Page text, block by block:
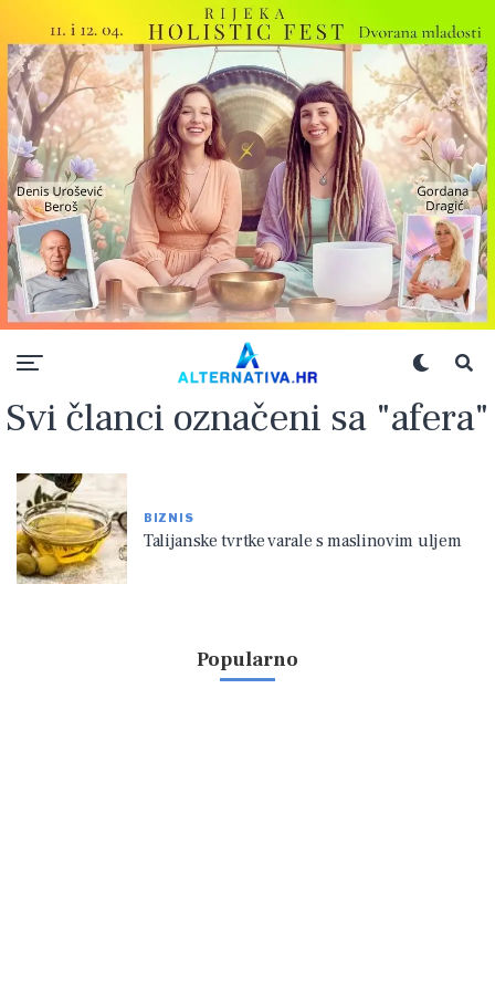
Svi članci označeni sa "afera"
BIZNIS
Talijanske tvrtke varale s maslinovim uljem
Popularno